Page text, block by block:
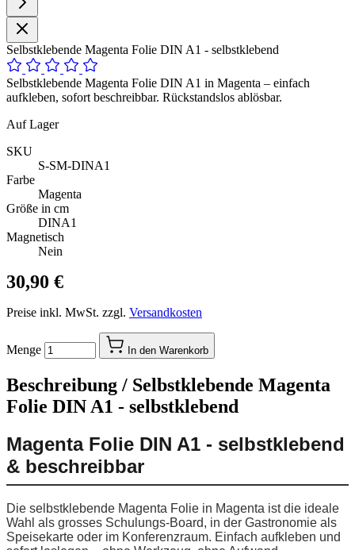
Selbstklebende Magenta Folie DIN A1 - selbstklebend
Selbstklebende Magenta Folie DIN A1 in Magenta – einfach
aufkleben, sofort beschreibbar. Rückstandslos ablösbar.
Auf Lager
SKU
S-SM-DINA1
Farbe
Magenta
Größe in cm
DINA1
Magnetisch
Nein
30,90 €
Preise inkl. MwSt. zzgl. Versandkosten
Menge In den Warenkorb
Beschreibung / Selbstklebende Magenta
Folie DIN A1 - selbstklebend
Magenta Folie DIN A1 - selbstklebend
& beschreibbar
Die selbstklebende Magenta Folie in Magenta ist die ideale
Wahl als grosses Schulungs-Board, in der Gastronomie als
Speisekarte oder im Konferenzraum. Einfach aufkleben und